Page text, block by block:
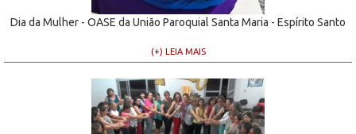
Dia da Mulher - OASE da União Paroquial Santa Maria - Espírito Santo
(+) LEIA MAIS